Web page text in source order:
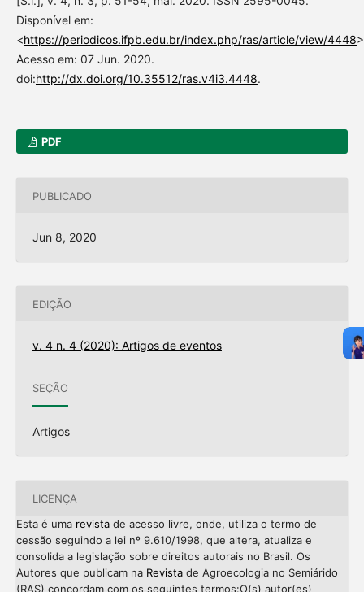
Disponível em:
<https://periodicos.ifpb.edu.br/index.php/ras/article/view/4448
Acesso em: 07 Jun. 2020.
doi:http://dx.doi.org/10.35512/ras.v4i3.4448.
PDF
PUBLICADO
Jun 8, 2020
EDIÇÃO
v. 4 n. 4 (2020): Artigos de eventos
SEÇÃO
Artigos
LICENÇA
Esta é uma revistade acesso livre, onde, utiliza o termo de
cessão seguindo a lei nº 9.610/1998, que altera, atualiza e
consolida a legislação sobre direitos autorais no Brasil. Os
Autores que publicam na Revistade Agroecologia no Semiárido
(RAS) concordam com os seguintes termos:O(s) autor(es)